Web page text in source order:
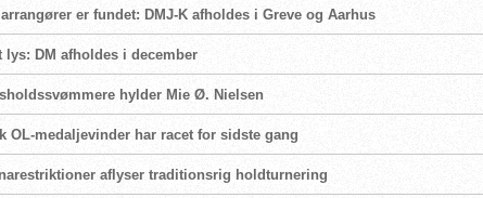
er fundet: DMJ-K afholdes i Greve og Aarhus
lys: DM afholdes i december
hylder Mie Ø. Nielsen
OL-medaljevinder har racet for sidste gang
aflyser traditionsrig holdturnering